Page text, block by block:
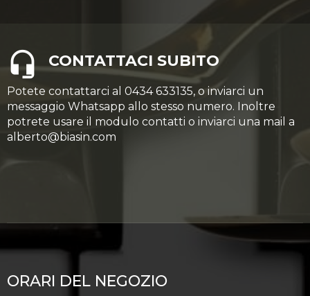
CONTATTACI SUBITO
Potete contattarci al 0434 633135, o inviarci un
messaggio Whatsapp allo stesso numero. Inoltre
potrete usare il modulo contatti o inviarci una mail a
alberto@biasin.com
ORARI DEL NEGOZIO